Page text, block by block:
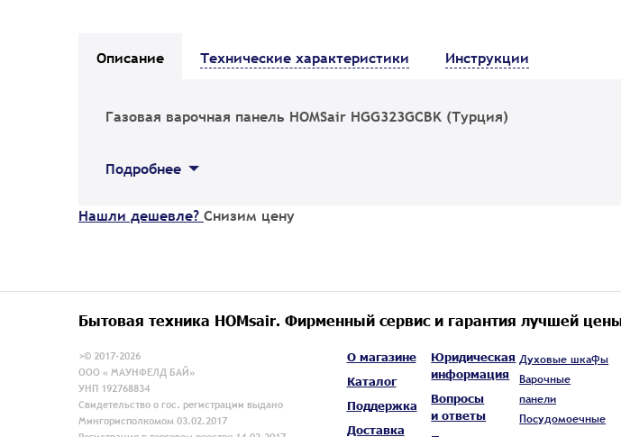
Описание Технические характеристики Инструкции
Газовая варочная панель HOMSair HGG323GCBK (Турция)
Подробнее
Нашли дешевле? Снизим цену
Бытовая техника HOMsair. Фирменный сервис и гарантия лучшей
>© 2017-2026
ООО « МАУНФЕЛД БАЙ»
УНП 192768834
Свидетельство о гос. регистрации выдано
Мингорисполкомом 03.02.2017
О магазине
Каталог
Поддержка
Доставка
Юридическая
информация
Вопросы
и ответы
Духовые шкафы
Варочные
панели
Посудомоечные